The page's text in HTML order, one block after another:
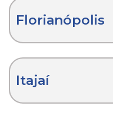
Florianópolis
Itajaí